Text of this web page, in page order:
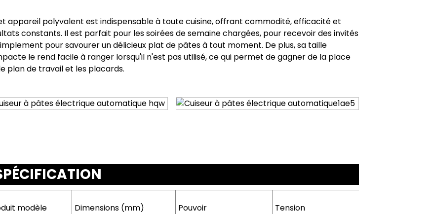
appareil polyvalent est indispensable à toute cuisine, offrant commodité, efficacité et
constants. Il est parfait pour les soirées de semaine chargées, pour recevoir des invités
pour savourer un délicieux plat de pâtes à tout moment. De plus, sa taille
le rend facile à ranger lorsqu'il n'est pas utilisé, ce qui permet de gagner de la place
plan de travail et les placards.
modèle Dimensions (mm) Pouvoir Tension